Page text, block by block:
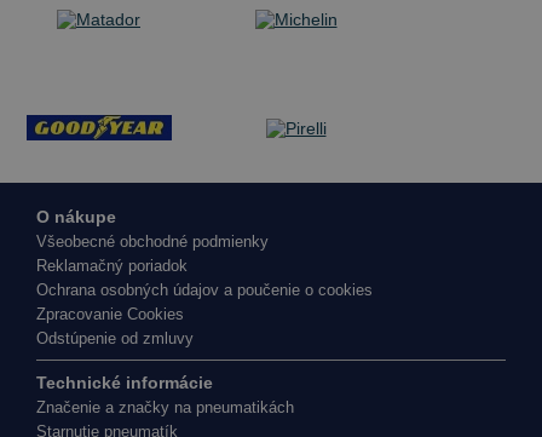
O nákupe
Všeobecné obchodné podmienky
Reklamačný poriadok
Ochrana osobných údajov a poučenie o cookies
Zpracovanie Cookies
Odstúpenie od zmluvy
Technické informácie
Značenie a značky na pneumatikách
Starnutie pneumatík